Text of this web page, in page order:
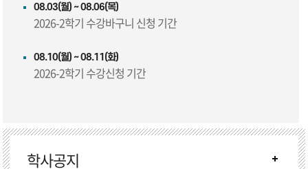
08.03(월) ~ 08.06(목)
2026-2학기 수강바구니 신청 기간
08.10(월) ~ 08.11(화)
2026-2학기 수강신청 기간
학사공지